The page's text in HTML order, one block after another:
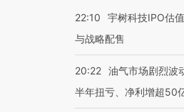
22:10
宇树科技IPO估
与战略配售
20:22 油气市场剧烈波
半年扭亏、净利增超50